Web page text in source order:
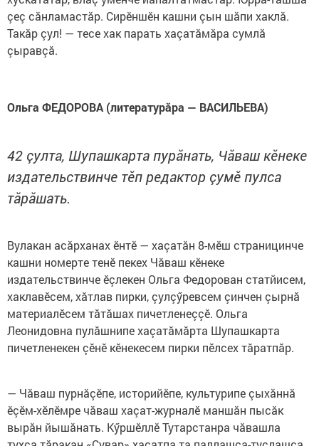
çеç сăнламастăр. Сирӗншӗн кашни çын шăпи хаклă.
Такăр çул! — тесе хак парать хаçатăмăра сумлă
çыравçă.
Ольга ФЕДОРОВА (литературăра — ВАСИЛЬЕВА)
42 çулта, Шупашкарта пурăнать, Чăваш кӗнеке
издательствинче тӗп редактор çумӗ пулса
тăрăшать.
Вулакан асăрханах ӗнтӗ — хаçатăн 8-мӗш страницинче
кашни номерте тенӗ пекех Чăваш кӗнеке
издательствинче ӗçлекен Ольга Федорован статйисем,
хаклавӗсем, хăтлав пирки, çулçӳревсем çинчен çырнă
материалӗсем тăтăшах пичетленеççӗ. Ольга
Леонидовна пулăшнипе хаçатăмăрта Шупашкарта
пичетленекен çӗнӗ кӗнекесем пирки пӗлсех тăратпăр.
— Чăваш пурнăçӗпе, историйӗпе, культурипе çыхăннă
ӗçӗм-хӗлӗмре чăваш хаçат-журналӗ маншăн пысăк
вырăн йышăнать. Кӳршӗллӗ Тутарстанра чăвашла